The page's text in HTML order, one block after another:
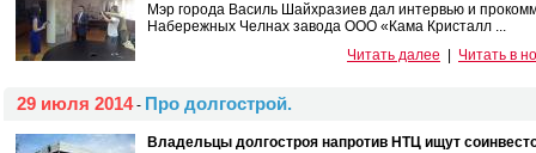
Мэр города Василь Шайхразиев дал интервью и
Набережных Челнах завода ООО «Кама Кристалл ...
Читать далее
Читать в
29 июля 2014- Про долгострой.
Владельцы долгостроя напротив НТЦ ищут